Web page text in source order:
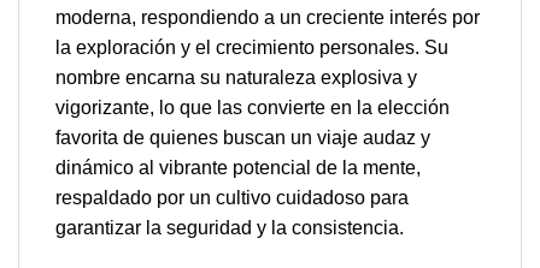
moderna, respondiendo a un creciente interés por
la exploración y el crecimiento personales. Su
nombre encarna su naturaleza explosiva y
vigorizante, lo que las convierte en la elección
favorita de quienes buscan un viaje audaz y
dinámico al vibrante potencial de la mente,
respaldado por un cultivo cuidadoso para
garantizar la seguridad y la consistencia.